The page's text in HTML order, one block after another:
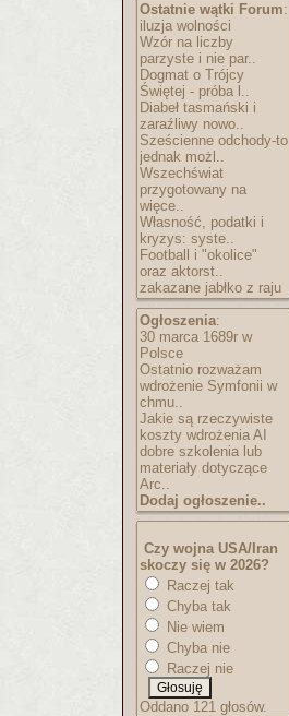
Ostatnie wątki Forum:
iluzja wolności
Wzór na liczby
parzyste i nie par..
Dogmat o Trójcy
Świętej - próba l..
Diabeł tasmański i
zaraźliwy nowo..
Sześcienne odchody-to
jednak możl..
Wszechświat
przygotowany na
więce..
Własność, podatki i
kryzys: syste..
Football i "okolice"
oraz aktorst..
zakazane jabłko z raju
Ogłoszenia:
30 marca 1689r w
Polsce
Ostatnio rozważam
wdrożenie Symfonii w
chmu..
Jakie są rzeczywiste
koszty wdrożenia AI
dobre szkolenia lub
materiały dotyczące
Arc..
Dodaj ogłoszenie..
Czy wojna USA/Iran
skoczy się w 2026?
Raczej tak
Chyba tak
Nie wiem
Chyba nie
Raczej nie
Oddano 121 głosów.